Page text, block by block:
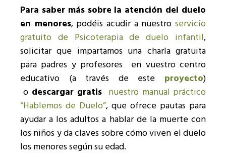
Para saber más sobre la atención del duelo
en menores, podéis acudir a nuestroservicio
gratuito de Psicoterapia de duelo infantil,
solicitar que impartamos una charla gratuita
para padres y profesores en vuestro centro
educativo (a través de este proyecto)
o descargar gratis nuestro manual práctico
“Hablemos de Duelo”, que ofrece pautas para
ayudar a los adultos a hablar de la muerte con
los niños y da claves sobre cómo viven el duelo
los menores según su edad.